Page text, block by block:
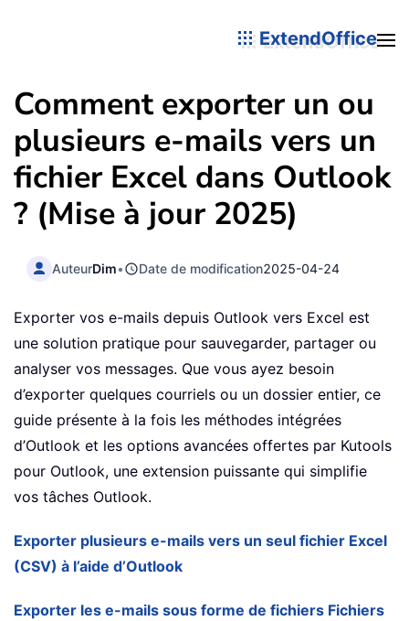
ExtendOffice
Comment exporter un ou
plusieurs e-mails vers un
fichier Excel dans Outlook
? (Mise à jour 2025)
AuteurDim• Date de modification2025-04-24
Exporter vos e-mails depuis Outlook vers Excel est
une solution pratique pour sauvegarder, partager ou
analyser vos messages. Que vous ayez besoin
d’exporter quelques courriels ou un dossier entier, ce
guide présente à la fois les méthodes intégrées
d’Outlook et les options avancées offertes par Kutools
pour Outlook, une extension puissante qui simplifie
vos tâches Outlook.
Exporter plusieurs e-mails vers un seul fichier Excel
(CSV) à l’aide d’Outlook
Exporter les e-mails sous forme de fichiers Fichiers